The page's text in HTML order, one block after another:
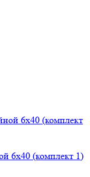
6х40 (комплект 1)